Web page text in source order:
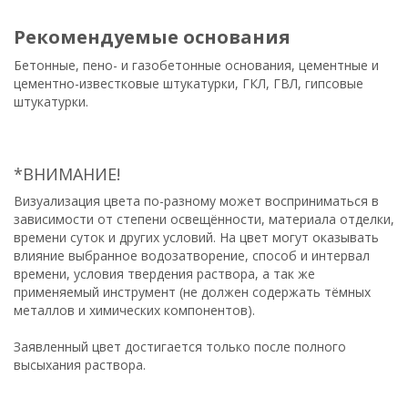
рекомендуемые основания
Бетонные, пено- и газобетонные основания, цементные и
цементно-известковые штукатурки, ГКЛ, ГВЛ, гипсовые
штукатурки.
*ВНИМАНИЕ!
Визуализация цвета по-разному может восприниматься в
зависимости от степени освещённости, материала отделки,
времени суток и других условий. На цвет могут оказывать
влияние выбранное водозатворение, способ и интервал
времени, условия твердения раствора, а так же
применяемый инструмент (не должен содержать тёмных
металлов и химических компонентов).
Заявленный цвет достигается только после полного
высыхания раствора.